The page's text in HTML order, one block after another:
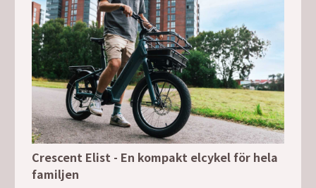
Crescent Elist - En kompakt elcykel för hela
familjen